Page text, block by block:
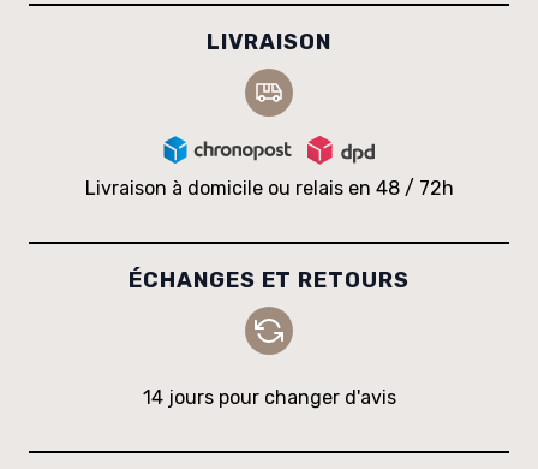
LIVRAISON
Livraison à domicile ou relais en 48 / 72h
ÉCHANGES ET RETOURS
14 jours pour changer d'avis